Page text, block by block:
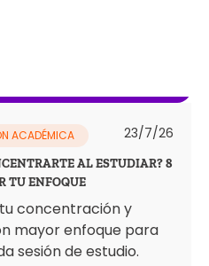
ACADÉMICA 23/7/26
AL ESTUDIAR? 8
TU ENFOQUE
concentración y
mayor enfoque para
sesión de estudio.